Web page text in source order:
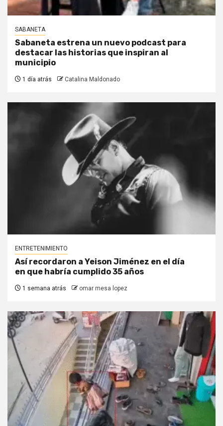
SABANETA
Sabaneta estrena un nuevo podcast para
destacar las historias que inspiran al
municipio
1 día atrás Catalina Maldonado
ENTRETENIMIENTO
Así recordaron a Yeison Jiménez en el día
en que habría cumplido 35 años
1 semana atrás omar mesa lopez